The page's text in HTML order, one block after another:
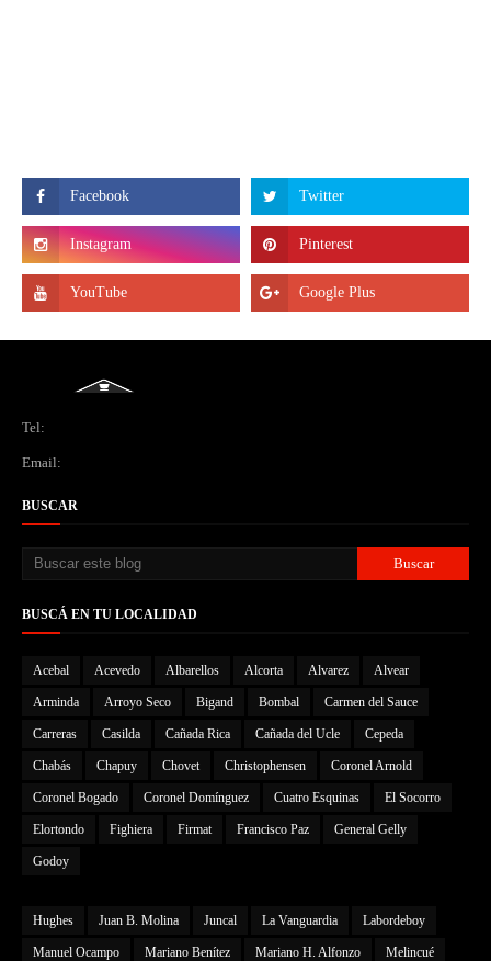
Tel:
Email:
BUSCAR
BUSCÁ EN TU LOCALIDAD
Acebal Acevedo Albarellos Alcorta Alvarez Alvear
Arminda Arroyo Seco Bigand Bombal Carmen del Sauce
Carreras Casilda Cañada Rica Cañada del Ucle Cepeda
Chabás Chapuy Chovet Christophensen Coronel Arnold
Coronel Bogado Coronel Domínguez Cuatro Esquinas El Socorro
Elortondo Fighiera Firmat Francisco Paz General Gelly
Godoy
Hughes Juan B. Molina Juncal La Vanguardia Labordeboy
Manuel Ocampo Mariano Benítez Mariano H. Alfonzo Melincué